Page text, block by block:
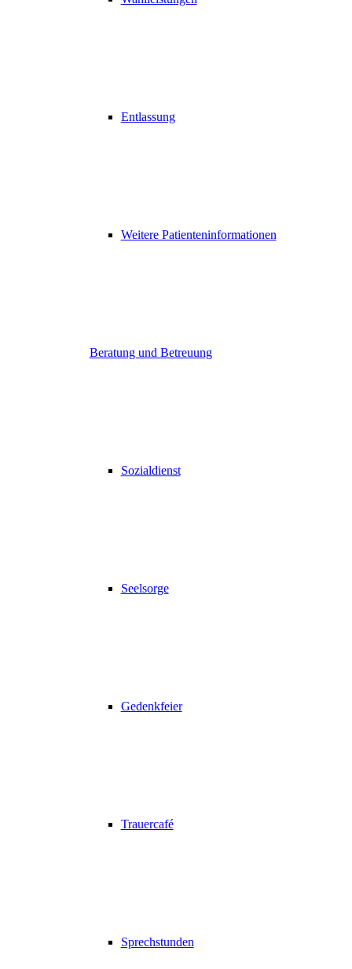
Entlassung
Weitere Patienteninformationen
Beratung und Betreuung
Sozialdienst
Seelsorge
Gedenkfeier
Trauercafé
Sprechstunden